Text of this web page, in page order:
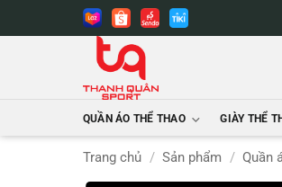
QUẦN ÁO THỂ THAO GIÀY THỂ
Trang chủ / Sản phẩm / Quần